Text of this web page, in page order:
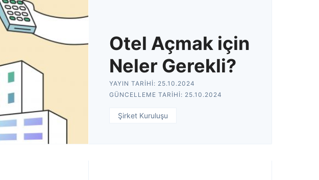
Otel Açmak için
Neler Gerekli?
YAYIN TARIHI: 25.10.2024
GÜNCELLEME TARIHI: 25.10.2024
Şirket Kuruluşu